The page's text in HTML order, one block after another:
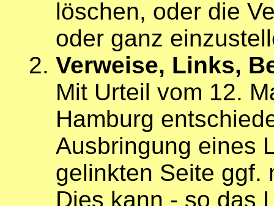
löschen, oder die
oder ganz
Verweise, Links,
Mit Urteil vom 12.
Hamburg
Ausbringung eines
gelinkten Seite ggf.
Dies kann - so das